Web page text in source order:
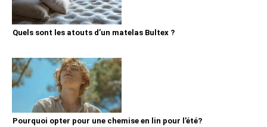
Quels sont les atouts d’un matelas Bultex ?
Pourquoi opter pour une chemise en lin pour l’été?